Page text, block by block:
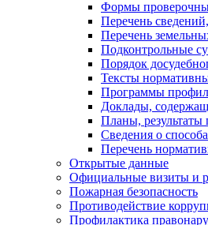
Формы
Перечень
Перечень
Подконтрольные
Порядок
Тексты
Программы
Доклады,
Планы, результаты
Сведения о
Перечень
Открытые данные
Официальные визиты и
Пожарная безопасность
Противодействие
Профилактика